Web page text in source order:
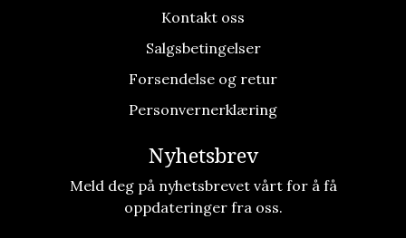
Kontakt oss
Salgsbetingelser
Forsendelse og retur
Personvernerklæring
Nyhetsbrev
Meld deg på nyhetsbrevet vårt for å få
oppdateringer fra oss.